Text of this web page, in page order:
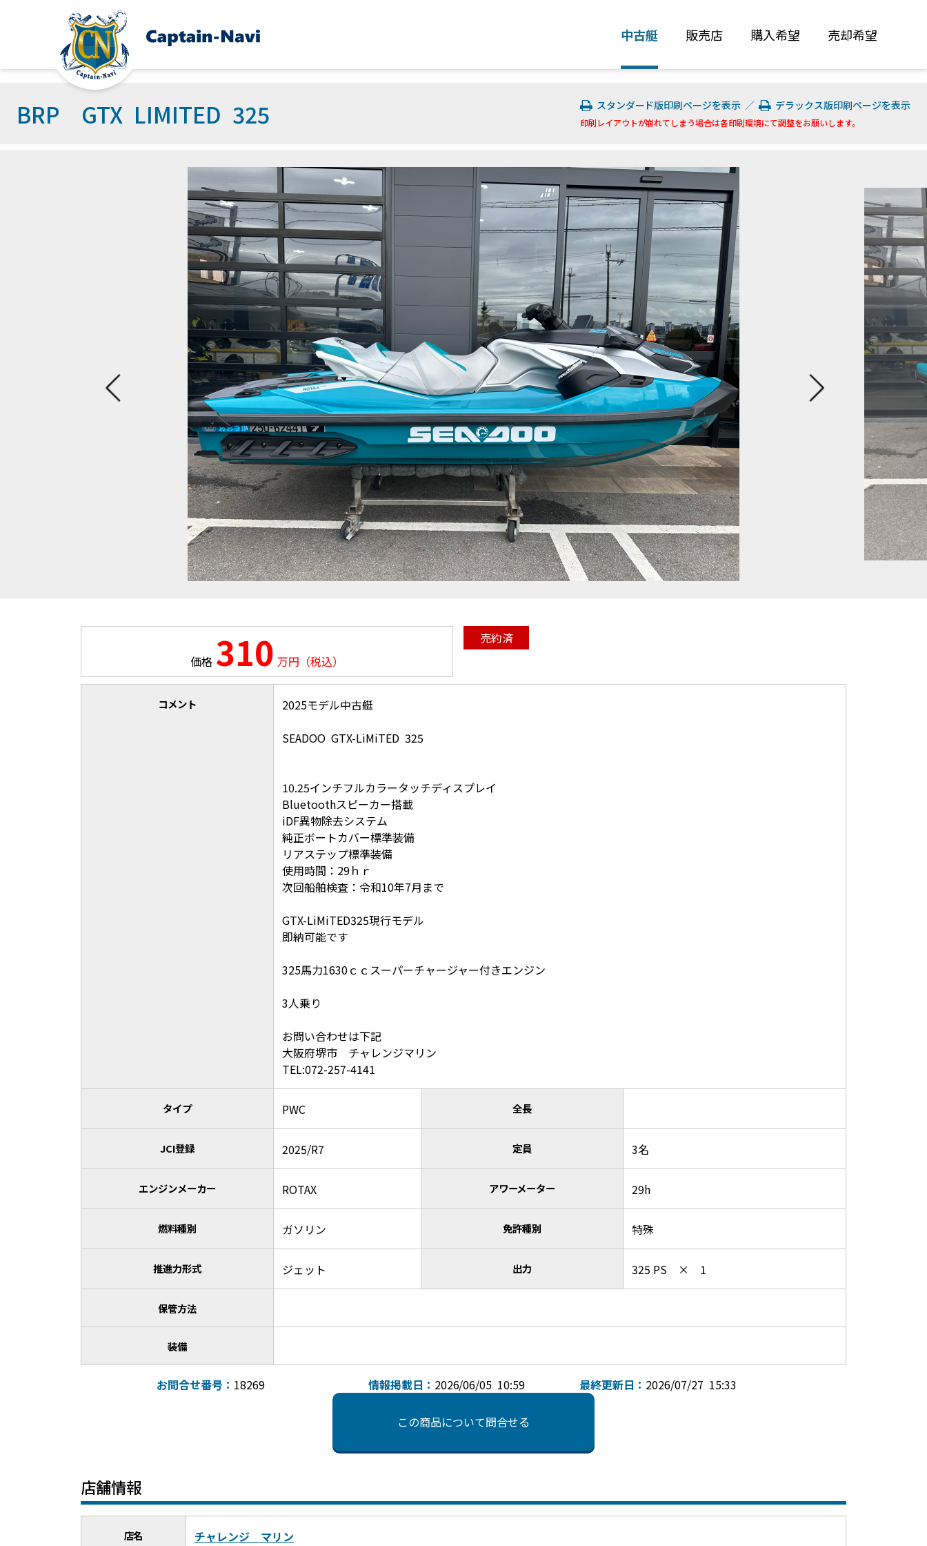
中古艇 販売店 購入希望 売却希望
BRP GTX LIMITED 325 スタンダード版印刷ページを表示 ／ デラックス版印刷ページを表示
印刷レイアウトが崩れてしまう場合は各印刷環境にて調整をお願いします。
価格 310 万円（税込）
売約済
コメント
2025モデル中古艇
SEADOO GTX-LiMiTED 325
10.25インチフルカラータッチディスプレイ
Bluetoothスピーカー搭載
iDF異物除去システム
純正ボートカバー標準装備
リアステップ標準装備
使用時間：29ｈｒ
次回船舶検査：令和10年7月まで
GTX-LiMiTED325現行モデル
即納可能です
325馬力1630ｃｃスーパーチャージャー付きエンジン
3人乗り
お問い合わせは下記
大阪府堺市 チャレンジマリン
TEL:072-257-4141
タイプ PWC 全長
JCI登録 2025/R7 定員 3名
エンジンメーカー ROTAX アワーメーター 29h
燃料種別 ガソリン 免許種別 特殊
推進力形式 ジェット 出力 325 PS × 1
保管方法
装備
お問合せ番号： 18269 情報掲載日： 2026/06/05 10:59 最終更新日： 2026/07/27 15:33
この商品について問合せる
店舗情報
店名 チャレンジ マリン